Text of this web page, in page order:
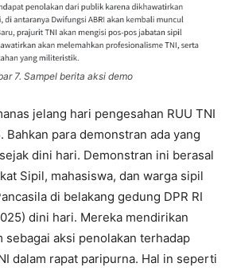
7. Sampel berita aksi demo
jelang hari pengesahan RUU TNI
Bahkan para demonstran ada yang
dini hari. Demonstran ini berasal
Sipil, mahasiswa, dan warga sipil
di belakang gedung DPR RI
dini hari. Mereka mendirikan
sebagai aksi penolakan terhadap
dalam rapat paripurna. Hal in seperti